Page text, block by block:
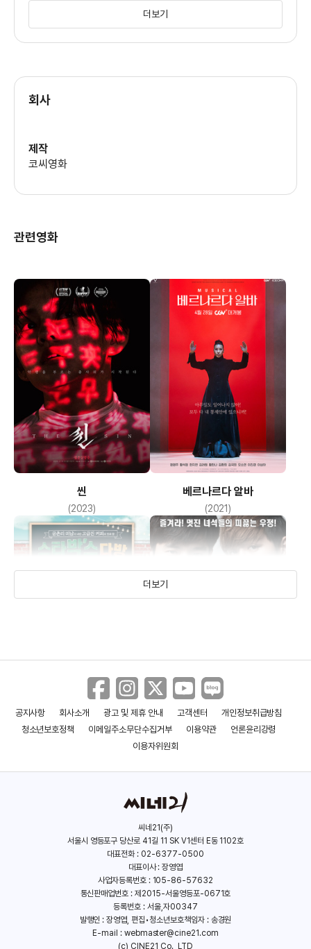
더보기
회사
제작
코씨영화
관련영화
씬
(2023)
베르나르다 알바
(2021)
스타박’스 다방 스피드
더보기
공지사항 회사소개 광고 및 제휴 안내 고객센터
개인정보취급방침
청소년보호정책
이메일주소무단수집거부 이용약관
언론윤리강령
이용자위원회
씨네21(주)
서울시 영등포구 당산로 41길 11 SK V1센터 E동 1102호
대표전화 : 02-6377-0500
대표이사 : 장영엽
사업자등록번호 : 105-86-57632
통신판매업번호 : 제2015-서울영등포-0671호
등록번호 : 서울,자00347
발행인 : 장영엽, 편집•청소년보호책임자 : 송경원
E-mail : webmaster@cine21.com
(c) CINE21 Co., LTD